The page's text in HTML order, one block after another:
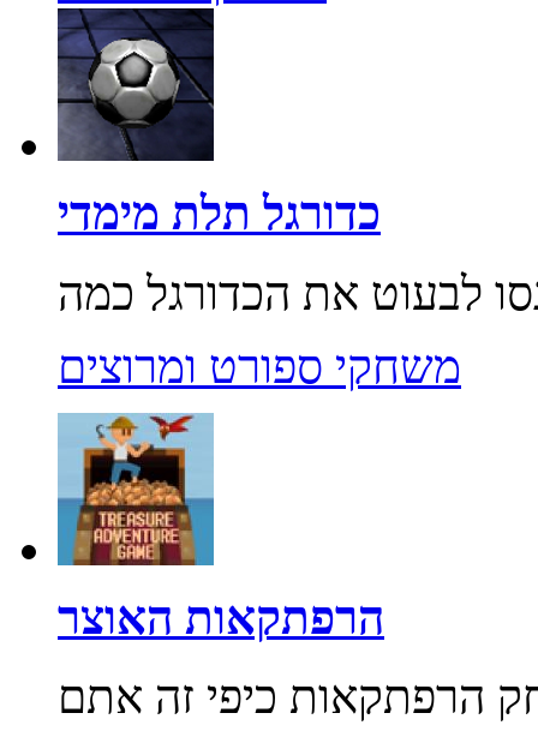
כדורגל תלת מימדי
משחקי ספורט ומרוצים
הרפתקאות האוצר